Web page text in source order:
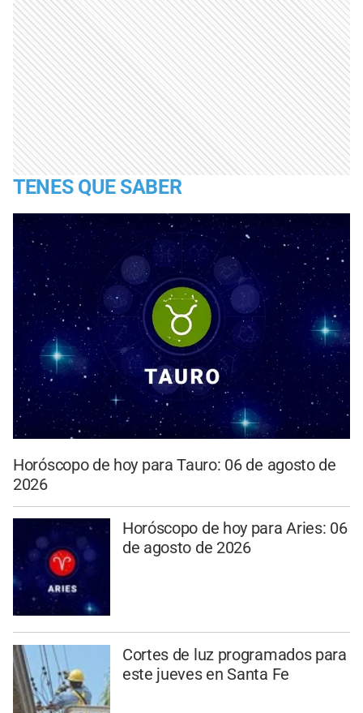
TENES QUE SABER
Horóscopo de hoy para Tauro: 06 de agosto de
2026
Horóscopo de hoy para Aries: 06
de agosto de 2026
Cortes de luz programados para
este jueves en Santa Fe